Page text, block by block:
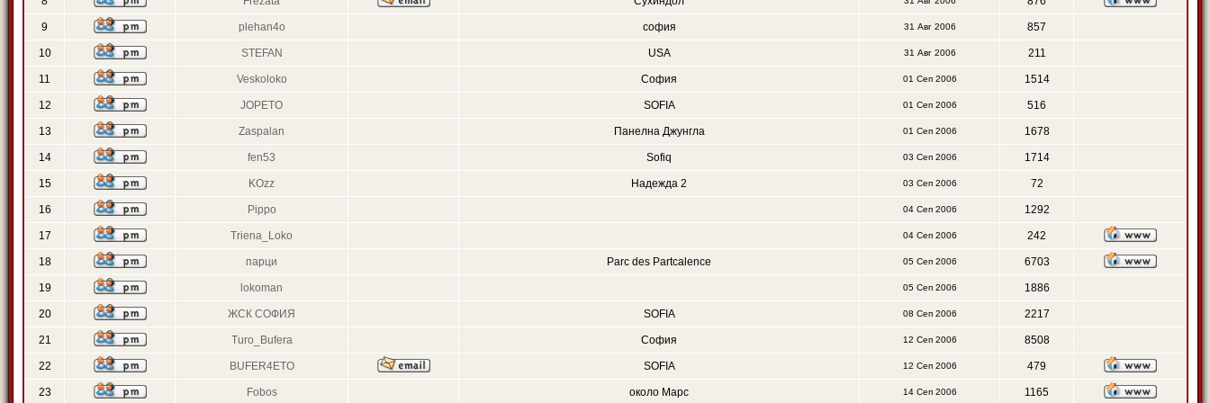
9 plehan4o софия 31 Авг 2006 857
10 STEFAN USA 31 Авг 2006 211
11 Veskoloko София 01 Сеп 2006 1514
12 JOPETO SOFIA 01 Сеп 2006 516
13 Zaspalan Панелна Джунгла 01 Сеп 2006 1678
14 fen53 Sofiq 03 Сеп 2006 1714
15 KOzz Надежда 2 03 Сеп 2006 72
16 Pippo 04 Сеп 2006 1292
17 Triena_Loko 04 Сеп 2006 242
18 парци Parc des Partcalence 05 Сеп 2006 6703
19 lokoman 05 Сеп 2006 1886
20 ЖСК СОФИЯ SOFIA 08 Сеп 2006 2217
21 Turo_Bufera София 12 Сеп 2006 8508
22 BUFER4ETO SOFIA 12 Сеп 2006 479
23 Fobos около Марс 14 Сеп 2006 1165